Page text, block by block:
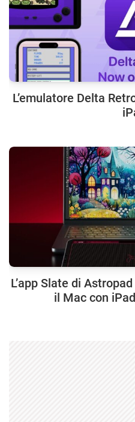
L’emulatore Delta
L’app Slate di
il Mac con